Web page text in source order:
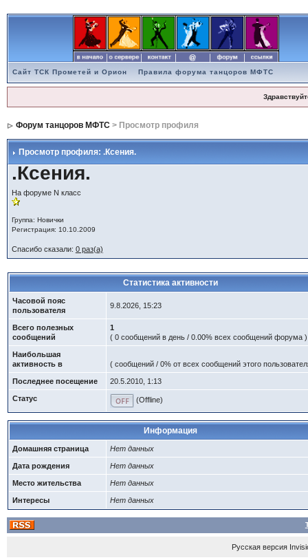
Сайт ТСК Прометей и Орион Правила форума танцоров МФТС
Форум танцоров МФТС> Просмотр профиля
Просмотр профиля: .Ксения.
.Ксения.
На форуме N класс
Группа: Новички
Регистрация: 10.10.2009
Спасибо сказали: 0 раз(а)
Статистика активности
Часовой пояс
пользователя
9.8.2026, 15:23
Всего полезных
сообщений
1
( 0 сообщений в день / 0.00% всех сообщений форума )
Наибольшая
активность в
( сообщений / 0% от всех сообщений этого
Последнее посещение 20.5.2010, 1:13
Статус (Offline)
Информация
Домашняя страница Нет данных
Дата рождения Нет данных
Место жительства Нет данных
Интересы Нет данных
Русская версия